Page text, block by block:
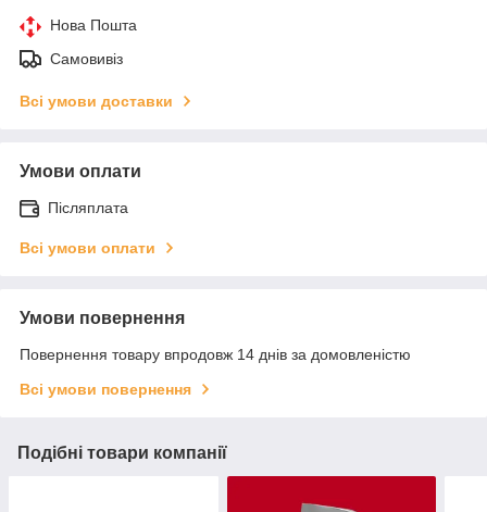
Нова Пошта
Самовивіз
Всі умови доставки
Умови оплати
Післяплата
Всі умови оплати
Умови повернення
Повернення товару впродовж 14 днів за домовленістю
Всі умови повернення
Подібні товари компанії